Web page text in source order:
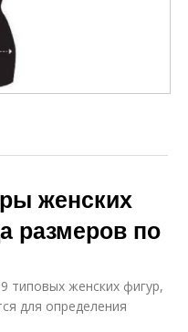
женских
размеров по
типовых женских фигур,
для определения